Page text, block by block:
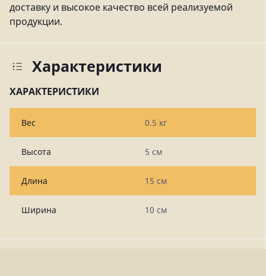
доставку и высокое качество всей реализуемой
продукции.
Характеристики
ХАРАКТЕРИСТИКИ
Вес 0.5 кг
Высота 5 см
Длина 15 см
Ширина 10 см